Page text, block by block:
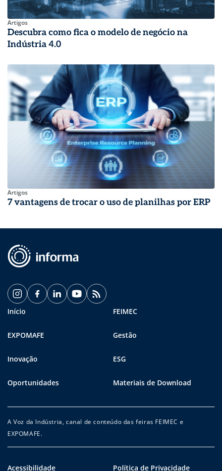
Artigos
Descubra como fica o modelo de negócio na
Indústria 4.0
Artigos
7 vantagens de trocar o uso de planilhas por ERP
Início FEIMEC
EXPOMAFE Gestão
Inovação ESG
Oportunidades Materiais de Download
A Voz da Indústria, canal de conteúdo das feiras FEIMEC e
EXPOMAFE.
Acessibilidade Política de Privacidade